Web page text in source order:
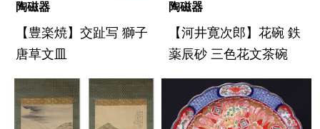
陶磁器
【豊楽焼】交趾写 獅子
唐草文皿
陶磁器
【河井寛次郎】花碗 鉄
薬辰砂 三色花文茶碗